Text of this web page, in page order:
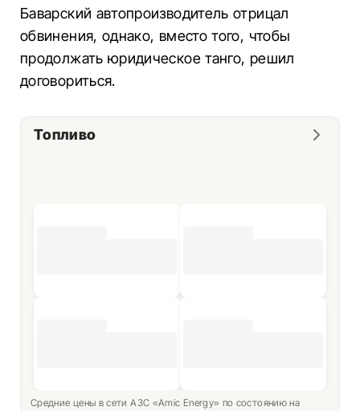
Баварский автопроизводитель отрицал
обвинения, однако, вместо того, чтобы
продолжать юридическое танго, решил
договориться.
Топливо
Средние цены в сети АЗС «Amic Energy» по состоянию на